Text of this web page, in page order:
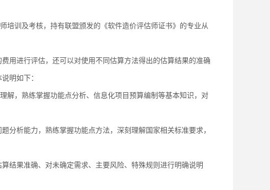
训及考核，持有联盟颁发的《软件造价评估师证书》的专业从
进行评估，还可以对使用不同估算方法得出的估算结果的准确
明如下：
解，熟练掌握功能点分析、信息化项目预算编制等基本知识，对
分析能力，熟练掌握功能点方法，深刻理解国家相关标准要求，
结果准确、对未确定需求、主要风险、特殊规则进行明确说明